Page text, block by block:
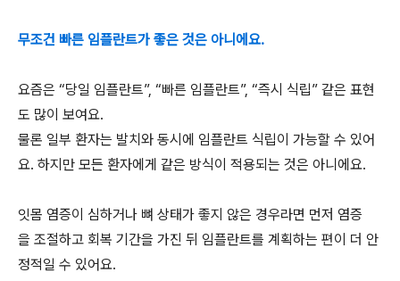
무조건 빠른 임플란트가 좋은 것은 아니에요.
요즘은 “당일 임플란트”, “빠른 임플란트”, “즉시 식립” 같은 표현
도 많이 보여요.
물론 일부 환자는 발치와 동시에 임플란트 식립이 가능할 수 있어
요. 하지만 모든 환자에게 같은 방식이 적용되는 것은 아니에요.
잇몸 염증이 심하거나 뼈 상태가 좋지 않은 경우라면 먼저 염증
을 조절하고 회복 기간을 가진 뒤 임플란트를 계획하는 편이 더 안
정적일 수 있어요.